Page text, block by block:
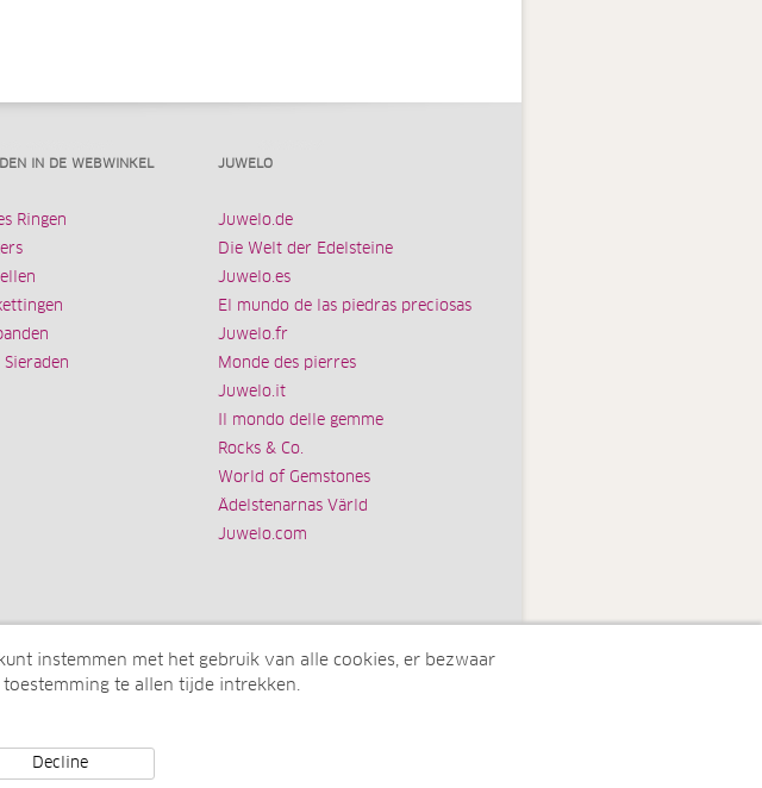
IN DE WEBWINKEL
Ringen
Sieraden
JUWELO
Juwelo.de
Die Welt der Edelsteine
Juwelo.es
El mundo de las piedras preciosas
Juwelo.fr
Monde des pierres
Juwelo.it
Il mondo delle gemme
Rocks & Co.
World of Gemstones
Ädelstenarnas Värld
Juwelo.com
instemmen met het gebruik van alle cookies, er bezwaar
te allen tijde intrekken.
Decline